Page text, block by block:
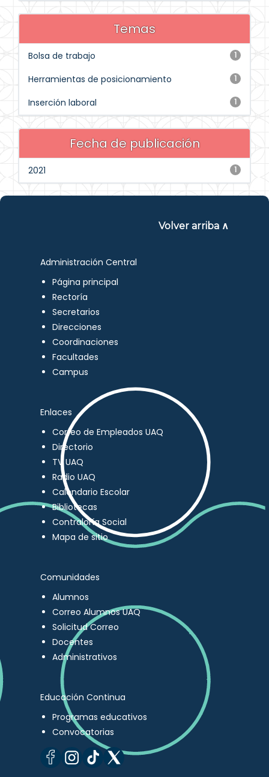
Temas
1
Bolsa de trabajo
1
Herramientas de posicionamiento
1
Inserción laboral
Fecha de publicación
1
2021
Volver arriba ∧
Administración Central
Página principal
Rectoría
Secretarios
Direcciones
Coordinaciones
Facultades
Campus
Enlaces
Correo de Empleados UAQ
Directorio
TV UAQ
Radio UAQ
Calendario Escolar
Bibliotecas
Contraloría Social
Mapa de sitio
Comunidades
Alumnos
Correo Alumnos UAQ
Solicitud Correo
Docentes
Administrativos
Educación Continua
Programas educativos
Convocatorias